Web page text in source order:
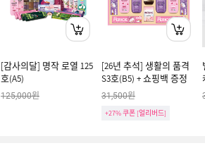
[감사의달] 명작 로열 125
호(A5)
125,000원
[26년 추석] 생활의 품격
S3호(B5) + 쇼핑백 증정
31,500원
+27% 쿠폰 [얼리버드]